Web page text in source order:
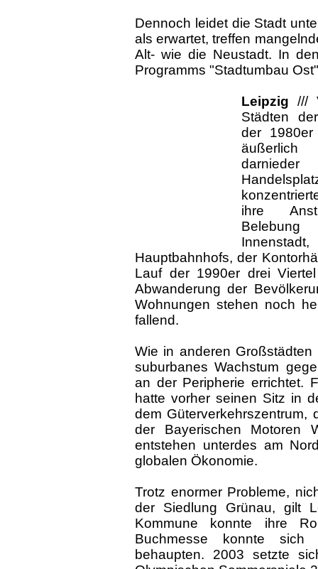
Dennoch leidet die Stadt
als erwartet, treffen
Alt- wie die Neustadt. In
Programms "Stadtumbau
Leipzig ///
Städten
der 1980er
äußerlich
ihre
Hauptbahnhofs, der
Lauf der 1990er drei
Abwanderung der
Wohnungen stehen noch
fallend.
Wie in anderen
suburbanes Wachstum
an der Peripherie errichtet.
hatte vorher seinen Sitz in
dem Güterverkehrszentrum,
der Bayerischen Motoren
entstehen unterdes am
globalen Ökonomie.
Trotz enormer Probleme,
der Siedlung Grünau, gilt
Kommune konnte ihre
Buchmesse konnte sich
behaupten. 2003 setzte